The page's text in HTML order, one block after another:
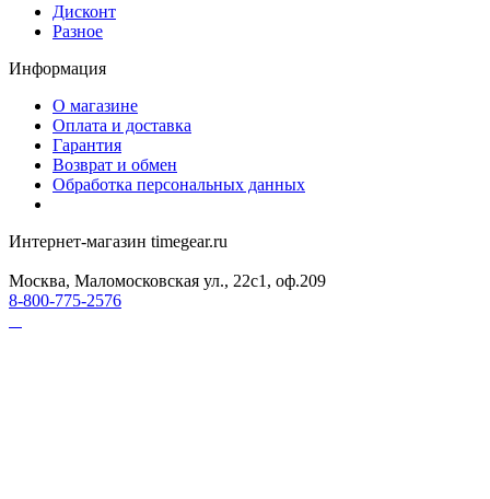
Дисконт
Разное
Информация
О магазине
Оплата и доставка
Гарантия
Возврат и обмен
Обработка персональных данных
Интернет-магазин timegear.ru
Москва, Маломосковская ул., 22с1, оф.209
8-800-775-2576